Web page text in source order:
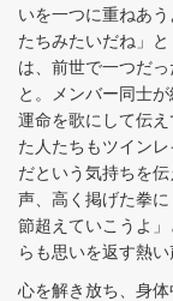
いを一つに重ねあ
たちみたいだね」
は、前世で一つだ
と。メンバー同士
運命を歌にして伝
た人たちもツイン
だという気持ちを
声、高く掲げた拳
節超えていこうよ
らも思いを返す熱い
心を解き放ち、身